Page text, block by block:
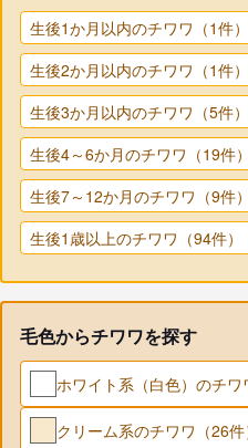
生後1か月以内のチワワ（1件）
生後2か月以内のチワワ（1件）
生後3か月以内のチワワ（5件）
生後4～6か月のチワワ（19件）
生後7～12か月のチワワ（9件）
生後1歳以上のチワワ（94件）
毛色からチワワを探す
ホワイト系（白色）のチワ
クリーム系のチワワ（26件